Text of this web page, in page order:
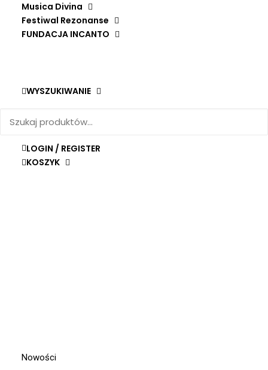
Musica Divina
Festiwal Rezonanse
FUNDACJA INCANTO
WYSZUKIWANIE
LOGIN / REGISTER
KOSZYK
Nowości